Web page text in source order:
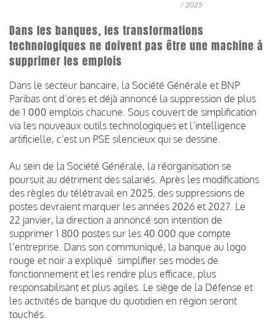
/ 2025
Dans les banques, les transformations
technologiques ne doivent pas être une machine à
supprimer les emplois
Dans le secteur bancaire, la Société Générale et BNP
Paribas ont d’ores et déjà annoncé la suppression de plus
de 1 000 emplois chacune. Sous couvert de simplification
via les nouveaux outils technologiques et l’intelligence
artificielle, c’est un PSE silencieux qui se dessine.
Au sein de la Société Générale, la réorganisation se
poursuit au détriment des salariés. Après les modifications
des règles du télétravail en 2025, des suppressions de
postes devraient marquer les années 2026 et 2027. Le
22 janvier, la direction a annoncé son intention de
supprimer 1 800 postes sur les 40 000 que compte
l’entreprise. Dans son communiqué, la banque au logo
rouge et noir a expliqué simplifier ses modes de
fonctionnement et les rendre plus efficace, plus
responsabilisant et plus agiles. Le siège de la Défense et
les activités de banque du quotidien en région seront
touchés.